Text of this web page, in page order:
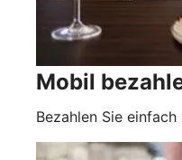
Mobil
Bezahlen Sie